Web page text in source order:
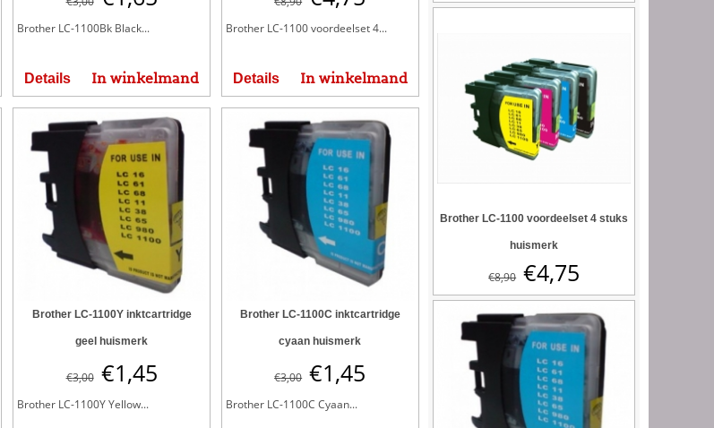
Brother LC-1100Bk Black...
Details In winkelmand
Brother LC-1100 voordeelset 4...
Details In winkelmand
Brother LC-1100Y inktcartridge
geel huismerk
€3,00 €1,45
Brother LC-1100Y Yellow...
Brother LC-1100C inktcartridge
cyaan huismerk
€3,00 €1,45
Brother LC-1100C Cyaan...
Brother LC-1100 voordeelset 4 stuks
huismerk
€8,90 €4,75